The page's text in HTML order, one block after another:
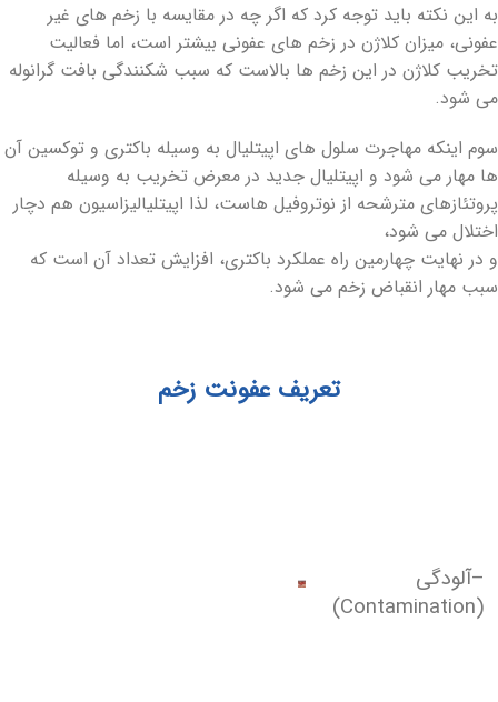
به این نکته باید توجه کرد که اگر چه در مقایسه با زخم های غیر
عفونی، میزان کلاژن در زخم های عفونی بیشتر است، اما فعالیت
تخریب کلاژن در این زخم ها بالاست که سبب شکنندگی بافت گرانوله
می شود.
سوم اینکه مهاجرت سلول های اپیتلیال به وسیله باکتری و توکسین آن
ها مهار می شود و اپیتلیال جدید در معرض تخریب به وسیله
پروتئازهای مترشحه از نوتروفیل هاست، لذا اپیتلیالیزاسیون هم دچار
اختلال می شود،
و در نهایت چهارمین راه عملکرد باکتری، افزایش تعداد آن است که
سبب مهار انقباض زخم می شود.
تعریف عفونت زخم
–آلودگی
(Contamination)